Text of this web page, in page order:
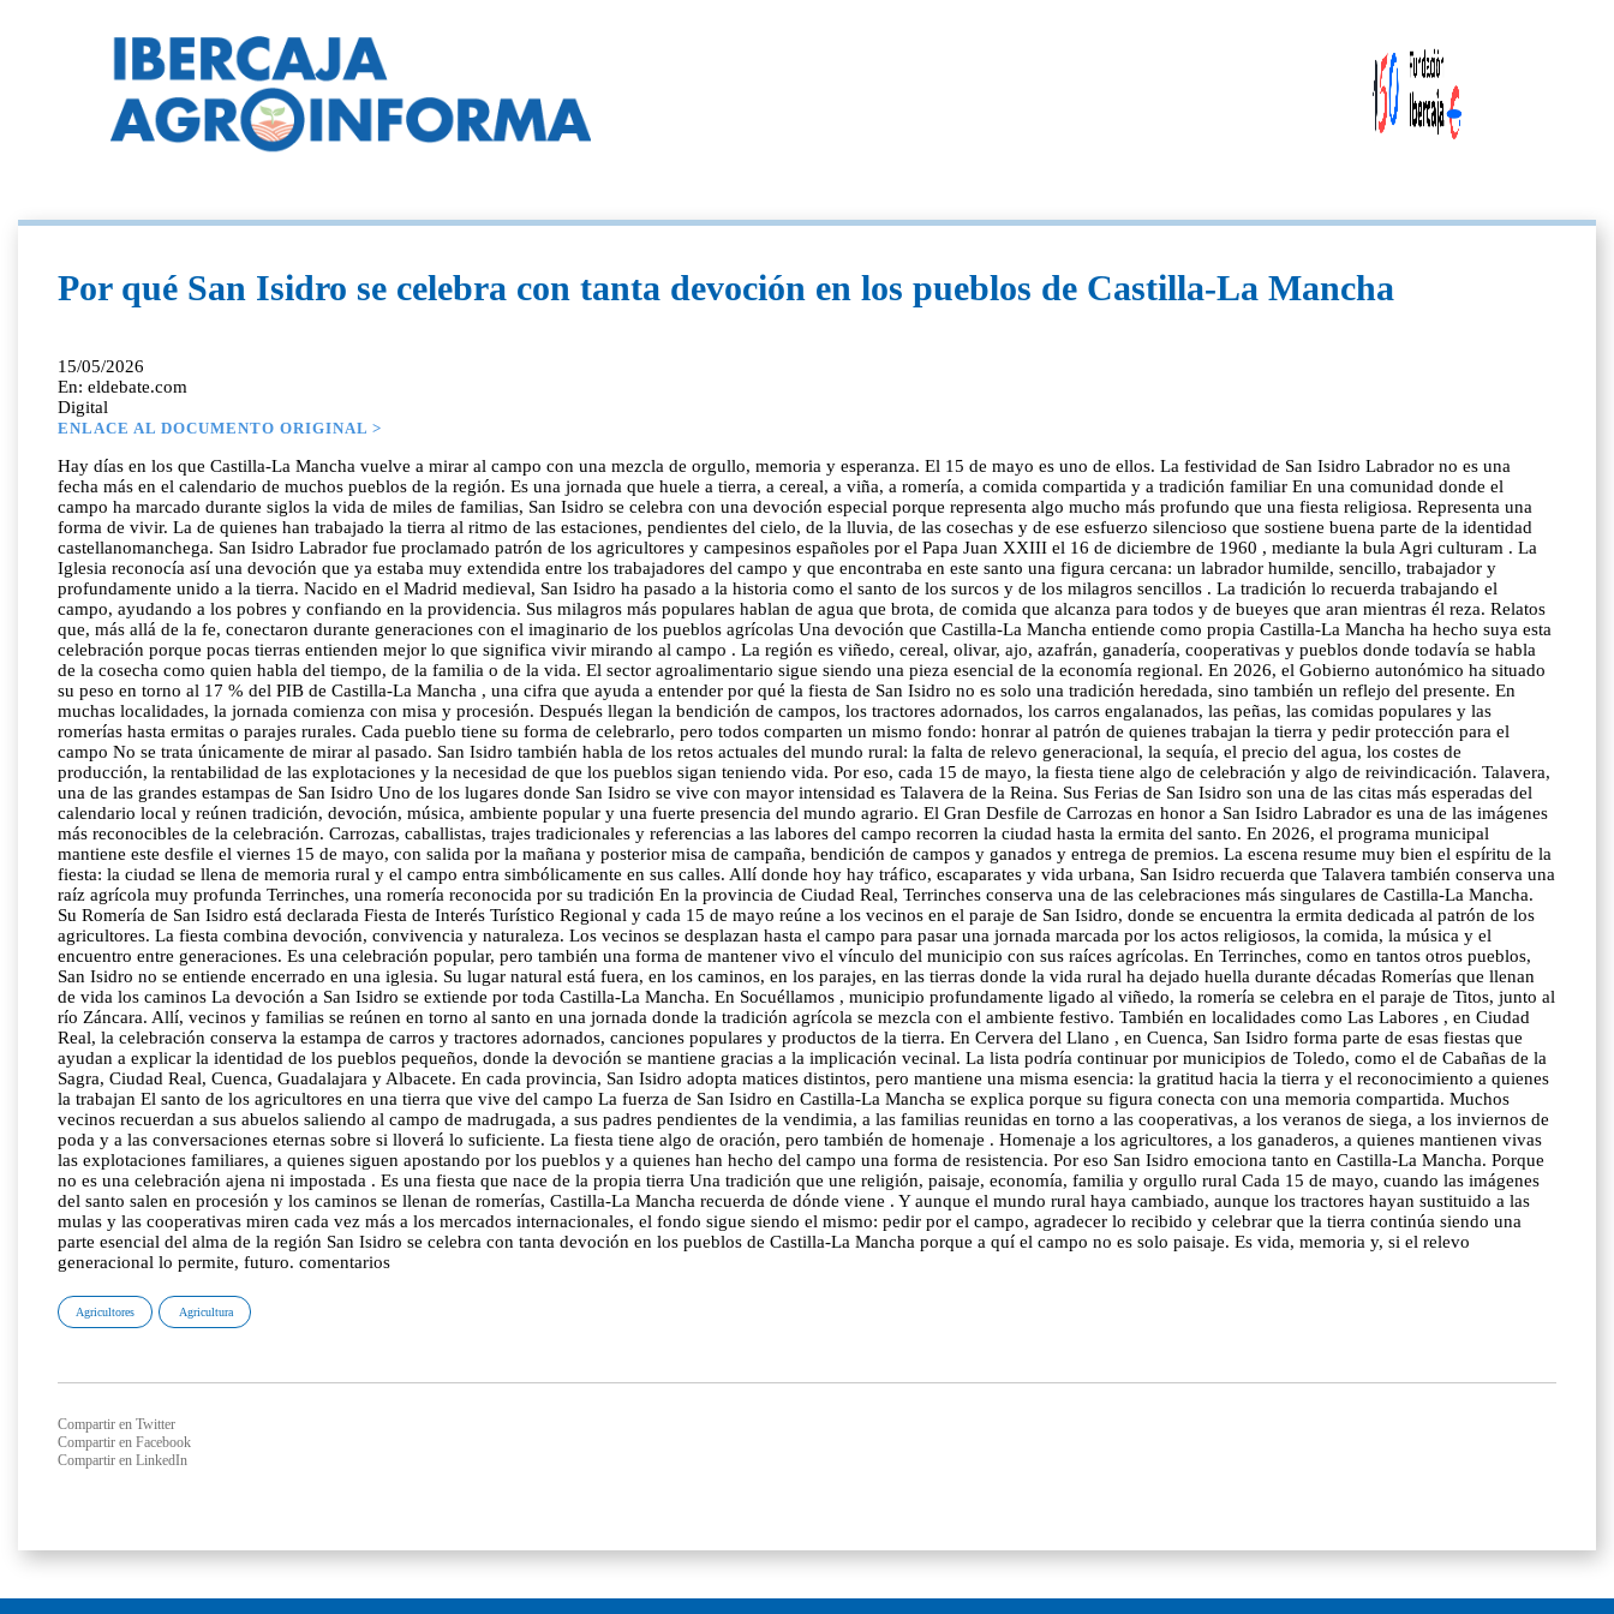
Por qué San Isidro se celebra con tanta devoción en los pueblos de Castilla-La Mancha
15/05/2026
En: eldebate.com
Digital
ENLACE AL DOCUMENTO ORIGINAL >
Hay días en los que Castilla-La Mancha vuelve a mirar al campo con una mezcla de orgullo, memoria y esperanza. El 15 de mayo es uno de ellos. La festividad de San Isidro Labrador no es una
fecha más en el calendario de muchos pueblos de la región. Es una jornada que huele a tierra, a cereal, a viña, a romería, a comida compartida y a tradición familiar En una comunidad donde el
campo ha marcado durante siglos la vida de miles de familias, San Isidro se celebra con una devoción especial porque representa algo mucho más profundo que una fiesta religiosa. Representa una
forma de vivir. La de quienes han trabajado la tierra al ritmo de las estaciones, pendientes del cielo, de la lluvia, de las cosechas y de ese esfuerzo silencioso que sostiene buena parte de la identidad
castellanomanchega. San Isidro Labrador fue proclamado patrón de los agricultores y campesinos españoles por el Papa Juan XXIII el 16 de diciembre de 1960 , mediante la bula Agri culturam . La
Iglesia reconocía así una devoción que ya estaba muy extendida entre los trabajadores del campo y que encontraba en este santo una figura cercana: un labrador humilde, sencillo, trabajador y
profundamente unido a la tierra. Nacido en el Madrid medieval, San Isidro ha pasado a la historia como el santo de los surcos y de los milagros sencillos . La tradición lo recuerda trabajando el
campo, ayudando a los pobres y confiando en la providencia. Sus milagros más populares hablan de agua que brota, de comida que alcanza para todos y de bueyes que aran mientras él reza. Relatos
que, más allá de la fe, conectaron durante generaciones con el imaginario de los pueblos agrícolas Una devoción que Castilla-La Mancha entiende como propia Castilla-La Mancha ha hecho suya esta
celebración porque pocas tierras entienden mejor lo que significa vivir mirando al campo . La región es viñedo, cereal, olivar, ajo, azafrán, ganadería, cooperativas y pueblos donde todavía se habla
de la cosecha como quien habla del tiempo, de la familia o de la vida. El sector agroalimentario sigue siendo una pieza esencial de la economía regional. En 2026, el Gobierno autonómico ha situado
su peso en torno al 17 % del PIB de Castilla-La Mancha , una cifra que ayuda a entender por qué la fiesta de San Isidro no es solo una tradición heredada, sino también un reflejo del presente. En
muchas localidades, la jornada comienza con misa y procesión. Después llegan la bendición de campos, los tractores adornados, los carros engalanados, las peñas, las comidas populares y las
romerías hasta ermitas o parajes rurales. Cada pueblo tiene su forma de celebrarlo, pero todos comparten un mismo fondo: honrar al patrón de quienes trabajan la tierra y pedir protección para el
campo No se trata únicamente de mirar al pasado. San Isidro también habla de los retos actuales del mundo rural: la falta de relevo generacional, la sequía, el precio del agua, los costes de
producción, la rentabilidad de las explotaciones y la necesidad de que los pueblos sigan teniendo vida. Por eso, cada 15 de mayo, la fiesta tiene algo de celebración y algo de reivindicación. Talavera,
una de las grandes estampas de San Isidro Uno de los lugares donde San Isidro se vive con mayor intensidad es Talavera de la Reina. Sus Ferias de San Isidro son una de las citas más esperadas del
calendario local y reúnen tradición, devoción, música, ambiente popular y una fuerte presencia del mundo agrario. El Gran Desfile de Carrozas en honor a San Isidro Labrador es una de las imágenes
más reconocibles de la celebración. Carrozas, caballistas, trajes tradicionales y referencias a las labores del campo recorren la ciudad hasta la ermita del santo. En 2026, el programa municipal
mantiene este desfile el viernes 15 de mayo, con salida por la mañana y posterior misa de campaña, bendición de campos y ganados y entrega de premios. La escena resume muy bien el espíritu de la
fiesta: la ciudad se llena de memoria rural y el campo entra simbólicamente en sus calles. Allí donde hoy hay tráfico, escaparates y vida urbana, San Isidro recuerda que Talavera también conserva una
raíz agrícola muy profunda Terrinches, una romería reconocida por su tradición En la provincia de Ciudad Real, Terrinches conserva una de las celebraciones más singulares de Castilla-La Mancha.
Su Romería de San Isidro está declarada Fiesta de Interés Turístico Regional y cada 15 de mayo reúne a los vecinos en el paraje de San Isidro, donde se encuentra la ermita dedicada al patrón de los
agricultores. La fiesta combina devoción, convivencia y naturaleza. Los vecinos se desplazan hasta el campo para pasar una jornada marcada por los actos religiosos, la comida, la música y el
encuentro entre generaciones. Es una celebración popular, pero también una forma de mantener vivo el vínculo del municipio con sus raíces agrícolas. En Terrinches, como en tantos otros pueblos,
San Isidro no se entiende encerrado en una iglesia. Su lugar natural está fuera, en los caminos, en los parajes, en las tierras donde la vida rural ha dejado huella durante décadas Romerías que llenan
de vida los caminos La devoción a San Isidro se extiende por toda Castilla-La Mancha. En Socuéllamos , municipio profundamente ligado al viñedo, la romería se celebra en el paraje de Titos, junto al
río Záncara. Allí, vecinos y familias se reúnen en torno al santo en una jornada donde la tradición agrícola se mezcla con el ambiente festivo. También en localidades como Las Labores , en Ciudad
Real, la celebración conserva la estampa de carros y tractores adornados, canciones populares y productos de la tierra. En Cervera del Llano , en Cuenca, San Isidro forma parte de esas fiestas que
ayudan a explicar la identidad de los pueblos pequeños, donde la devoción se mantiene gracias a la implicación vecinal. La lista podría continuar por municipios de Toledo, como el de Cabañas de la
Sagra, Ciudad Real, Cuenca, Guadalajara y Albacete. En cada provincia, San Isidro adopta matices distintos, pero mantiene una misma esencia: la gratitud hacia la tierra y el reconocimiento a quienes
la trabajan El santo de los agricultores en una tierra que vive del campo La fuerza de San Isidro en Castilla-La Mancha se explica porque su figura conecta con una memoria compartida. Muchos
vecinos recuerdan a sus abuelos saliendo al campo de madrugada, a sus padres pendientes de la vendimia, a las familias reunidas en torno a las cooperativas, a los veranos de siega, a los inviernos de
poda y a las conversaciones eternas sobre si lloverá lo suficiente. La fiesta tiene algo de oración, pero también de homenaje . Homenaje a los agricultores, a los ganaderos, a quienes mantienen vivas
las explotaciones familiares, a quienes siguen apostando por los pueblos y a quienes han hecho del campo una forma de resistencia. Por eso San Isidro emociona tanto en Castilla-La Mancha. Porque
no es una celebración ajena ni impostada . Es una fiesta que nace de la propia tierra Una tradición que une religión, paisaje, economía, familia y orgullo rural Cada 15 de mayo, cuando las imágenes
del santo salen en procesión y los caminos se llenan de romerías, Castilla-La Mancha recuerda de dónde viene . Y aunque el mundo rural haya cambiado, aunque los tractores hayan sustituido a las
mulas y las cooperativas miren cada vez más a los mercados internacionales, el fondo sigue siendo el mismo: pedir por el campo, agradecer lo recibido y celebrar que la tierra continúa siendo una
parte esencial del alma de la región San Isidro se celebra con tanta devoción en los pueblos de Castilla-La Mancha porque a quí el campo no es solo paisaje. Es vida, memoria y, si el relevo
generacional lo permite, futuro. comentarios
Agricultores Agricultura
Compartir en Twitter
Compartir en Facebook
Compartir en LinkedIn